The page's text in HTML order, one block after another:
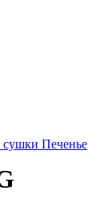
сушки Печенье